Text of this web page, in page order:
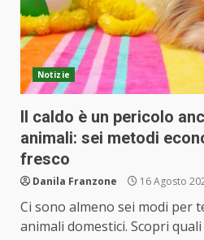
Notizie
Il caldo è un pericolo
animali: sei metodi
fresco
Danila Franzone 16 Agosto
Ci sono almeno sei modi per
animali domestici. Scopri